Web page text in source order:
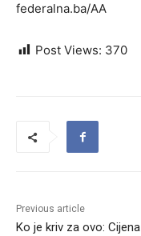
federalna.ba/AA
Post Views: 370
Previous article
Ko je kriv za ovo: Cijena